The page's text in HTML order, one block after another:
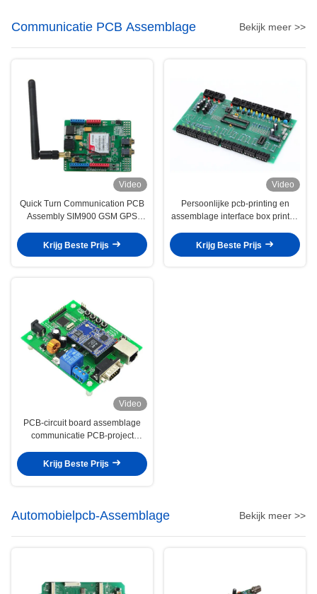
Communicatie PCB Assemblage Bekijk meer >>
Video
Quick Turn Communication PCB
Assembly SIM900 GSM GPS
Krijg Beste Prijs
Video
Persoonlijke pcb-printing en
assemblage interface box printed
Krijg Beste Prijs
Video
PCB-circuit board assemblage
communicatie PCB-project
Krijg Beste Prijs
Automobielpcb-Assemblage Bekijk meer >>